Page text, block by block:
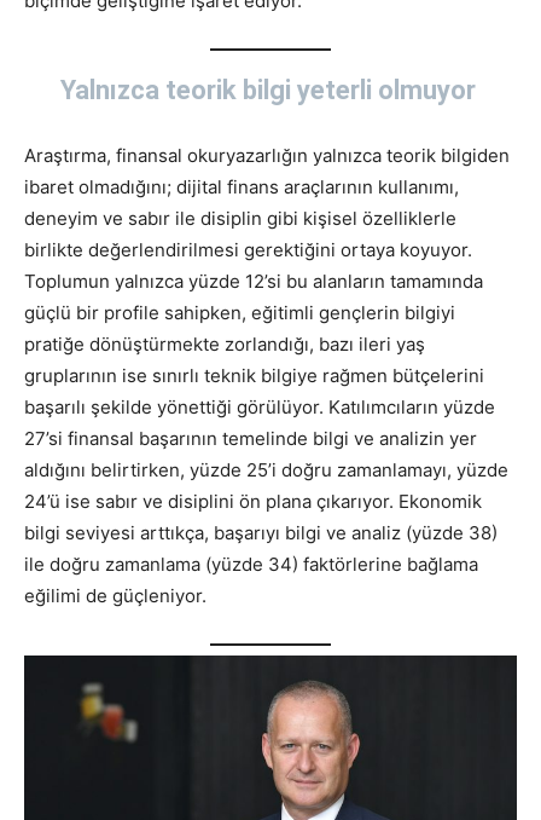
Yalnızca teorik bilgi yeterli olmuyor
Araştırma, finansal okuryazarlığın yalnızca teorik bilgiden
ibaret olmadığını; dijital finans araçlarının kullanımı,
deneyim ve sabır ile disiplin gibi kişisel özelliklerle
birlikte değerlendirilmesi gerektiğini ortaya koyuyor.
Toplumun yalnızca yüzde 12’si bu alanların tamamında
güçlü bir profile sahipken, eğitimli gençlerin bilgiyi
pratiğe dönüştürmekte zorlandığı, bazı ileri yaş
gruplarının ise sınırlı teknik bilgiye rağmen bütçelerini
başarılı şekilde yönettiği görülüyor. Katılımcıların yüzde
27’si finansal başarının temelinde bilgi ve analizin yer
aldığını belirtirken, yüzde 25’i doğru zamanlamayı, yüzde
24’ü ise sabır ve disiplini ön plana çıkarıyor. Ekonomik
bilgi seviyesi arttıkça, başarıyı bilgi ve analiz (yüzde 38)
ile doğru zamanlama (yüzde 34) faktörlerine bağlama
eğilimi de güçleniyor.